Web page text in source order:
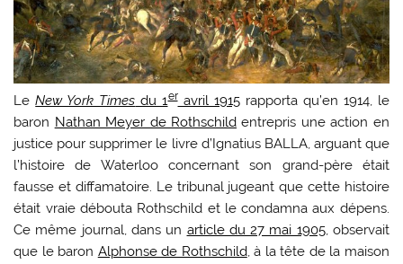
Le New York Times du 1eravril 1915rapporta qu’en 1914, le
baron Nathan Meyer de Rothschild entrepris une action en
justice pour supprimer le livre d’Ignatius BALLA, arguant que
l’histoire de Waterloo concernant son grand-père était
fausse et diffamatoire. Le tribunal jugeant que cette histoire
était vraie débouta Rothschild et le condamna aux dépens.
Ce même journal, dans un article du 27 mai 1905,observait
que le baron Alphonse de Rothschild, à la tête de la maison